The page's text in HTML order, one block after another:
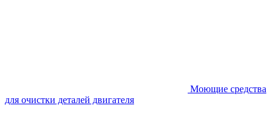
Моющие средства
для очистки деталей двигателя